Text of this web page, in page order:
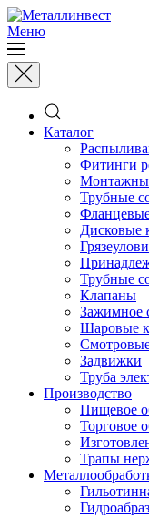
Меню
Каталог
Фитинги
Трубные
Дисковые
Трубные
Клапаны
Зажимное
Шаровые
Задвижки
Труба
Производство
Пищевое
Торговое
Трапы